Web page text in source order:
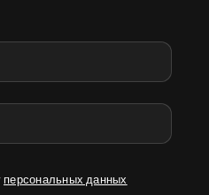
персональных данных